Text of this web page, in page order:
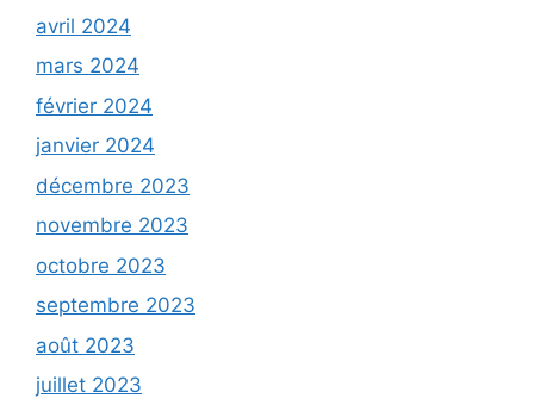
avril 2024
mars 2024
février 2024
janvier 2024
décembre 2023
novembre 2023
octobre 2023
septembre 2023
août 2023
juillet 2023